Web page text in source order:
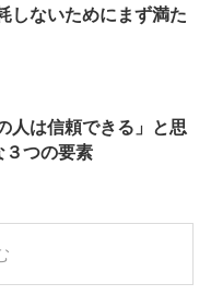
しないためにまず満た
人は信頼できる」と思
つの要素